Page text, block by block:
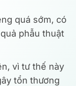
quá sớm, có
phẫu thuật
vì tư thế này
tổn thương